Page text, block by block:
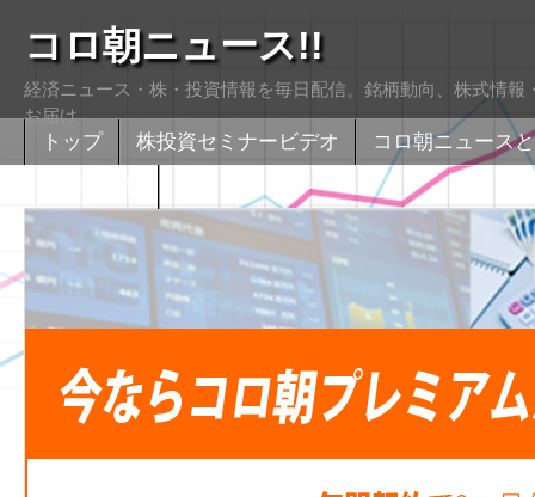
コロ朝ニュース!!
経済ニュース・株・投資情報を毎日配信。銘柄動向、株式情
お届け
トップ 株投資セミナービデオ
コロ朝ニュース